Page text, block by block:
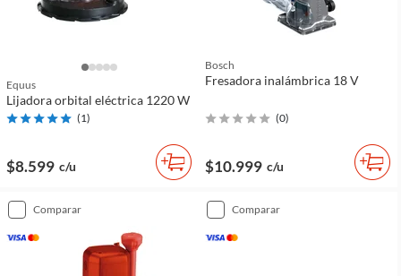
Equus
Lijadora orbital eléctrica 1220 W
(1)
$8.599 c/u
Bosch
Fresadora inalámbrica 18 V
(0)
$10.999 c/u
comparar comparar